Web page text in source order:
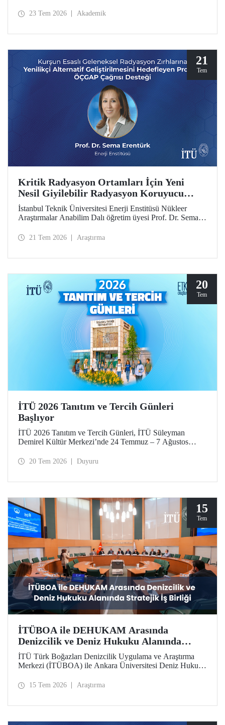
geliştirmek için bir mutabakat zaptı (MoU) imzalandı.
23 Tem 2026 Akademik
21
Tem
Kritik Radyasyon Ortamları İçin Yeni
Nesil Giyilebilir Radyasyon Koruyucu
Prototipler Geliştirilecek
İstanbul Teknik Üniversitesi Enerji Enstitüsü Nükleer
Araştırmalar Anabilim Dalı öğretim üyesi Prof. Dr. Sema
için Katmanlı Metal-Polimer Kompozit Esaslı Ateşe
kritik radyasyon ortamlarında kullanılmak üzere hafif,
esnek, ateşe dayanıklı ve yüksek performanslı yeni nesil
giyilebilir radyasyon koruyucu sistemlerin geliştirilmesi
hedefleniyor.
21 Tem 2026 Araştırma
20
Tem
İTÜ 2026 Tanıtım ve Tercih Günleri
Başlıyor
İTÜ 2026 Tanıtım ve Tercih Günleri, İTÜ Süleyman
Demirel Kültür Merkezi’nde 24 Temmuz – 7 Ağustos
sunumlarına katılma, Ayazağa Yerleşkesi’ni otobüsle
20 Temmuz – 13 Ağustos tarihleri arasında ziyaret ederek
bilgi alabilecek.
20 Tem 2026 Duyuru
15
Tem
İTÜBOA ile DEHUKAM Arasında
Denizcilik ve Deniz Hukuku Alanında
Stratejik İş Birliği
İTÜ Türk Boğazları Denizcilik Uygulama ve Araştırma
Merkezi (İTÜBOA) ile Ankara Üniversitesi Deniz Hukuku
denizcilik politikalarını ve Mavi Vatan vizyonunu bilimsel
15 Tem 2026 Araştırma